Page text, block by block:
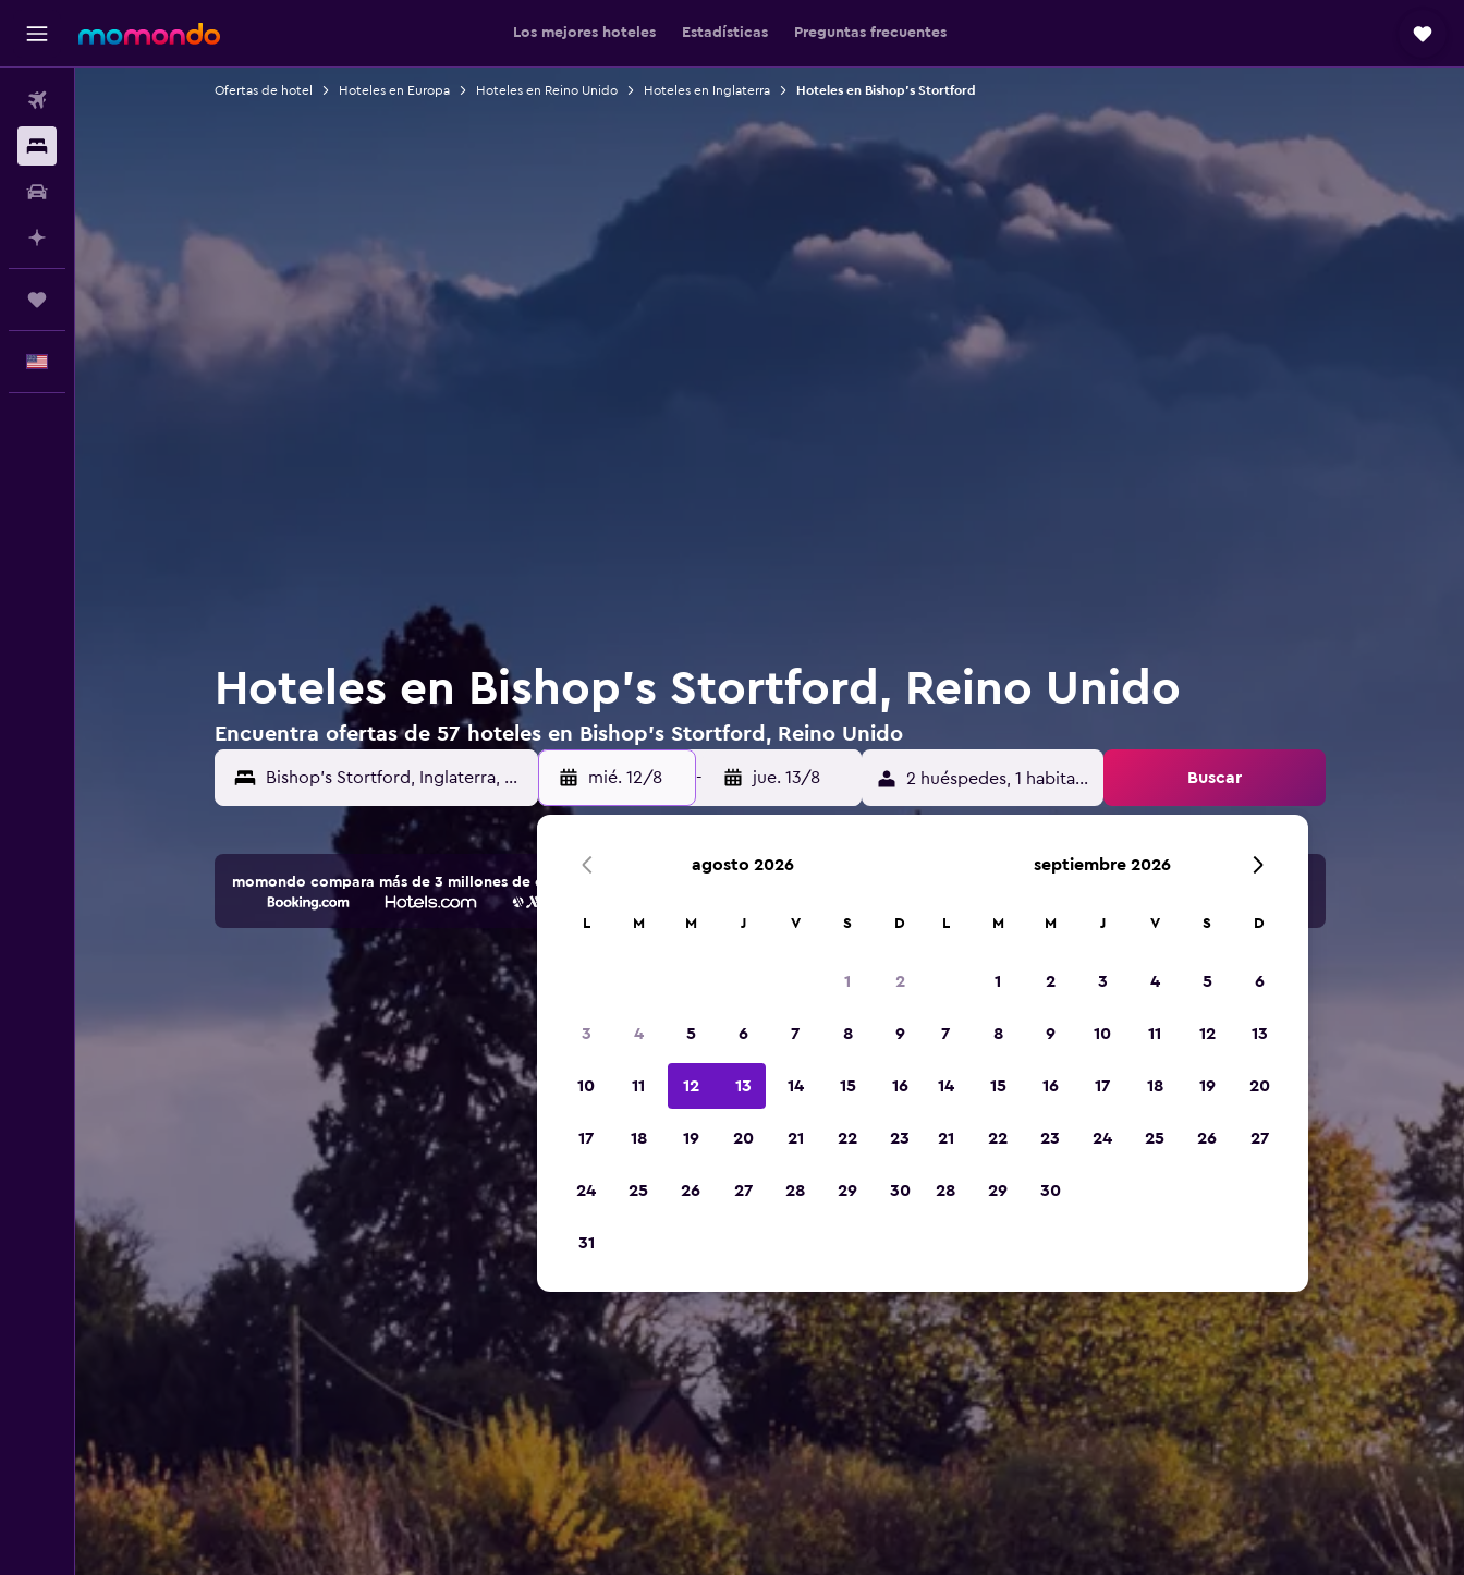
Los mejores hoteles Estadísticas Preguntas frecuentes
Planifica con IA
Trips
Ofertas de hotel Hoteles en Europa Hoteles en Reino Unido Hoteles en Inglaterra Hoteles en Bishop’s Stortford
Hoteles en Bishop’s Stortford, Reino Unido
Encuentra ofertas de 57 hoteles en Bishop’s Stortford, Reino Unido
mié. 12/8 - jue. 13/8 2 huéspedes, 1 habitación Buscar
momondo compara más de 3 millones de opciones de hoteles y alojamientos.
agosto 2026
L M M J V S D
1 2
3 4 5 6 7 8 9
10 11 12 13 14 15 16
17 18 19 20 21 22 23
24 25 26 27 28 29 30
31
septiembre 2026
L M M J V S D
1 2 3 4 5 6
7 8 9 10 11 12 13
14 15 16 17 18 19 20
21 22 23 24 25 26 27
28 29 30